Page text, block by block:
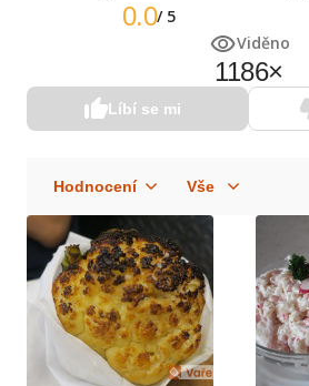
0.0/ 5
Viděno
1186×
Líbí se mi